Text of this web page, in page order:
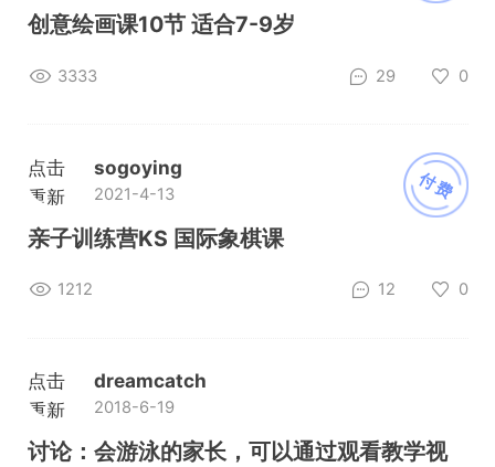
加载
创意绘画课10节 适合7-9岁
3333 29 0
付费
点击
重新
加载
sogoying
2021-4-13
亲子训练营KS 国际象棋课
1212 12 0
点击
重新
加载
dreamcatch
2018-6-19
讨论：会游泳的家长，可以通过观看教学视